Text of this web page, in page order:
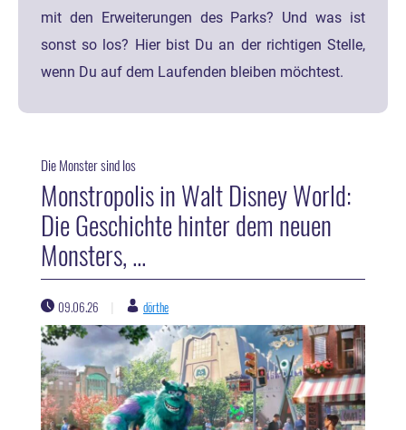
mit den Erweiterungen des Parks? Und was ist
sonst so los? Hier bist Du an der richtigen Stelle,
wenn Du auf dem Laufenden bleiben möchtest.
Die Monster sind los
Monstropolis in Walt Disney World:
Die Geschichte hinter dem neuen
Monsters, ...
09.06.26 | dörthe